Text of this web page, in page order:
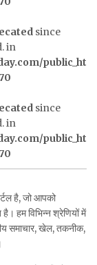
since
in
public_ht
since
in
public_ht
है, जो आपको
हम विभिन्न श्रेणियों में
समाचार, खेल, तकनीक,